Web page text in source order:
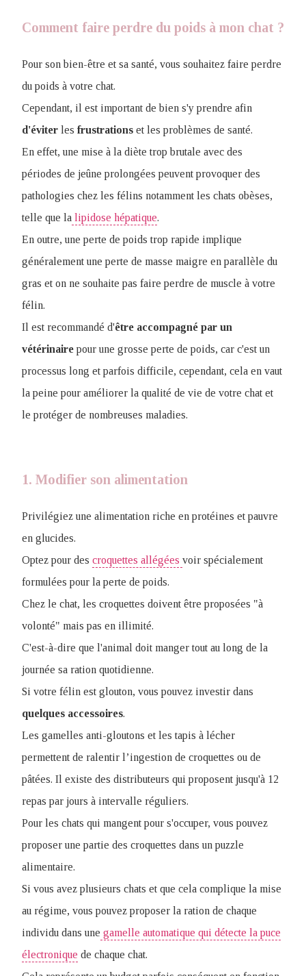
Comment faire perdre du poids à mon chat ?
Pour son bien-être et sa santé, vous souhaitez faire perdre
du poids à votre chat.
Cependant, il est important de bien s'y prendre afin
d'éviter les frustrations et les problèmes de santé.
En effet, une mise à la diète trop brutale avec des
périodes de jeûne prolongées peuvent provoquer des
pathologies chez les félins notamment les chats obèses,
telle que la lipidose hépatique.
En outre, une perte de poids trop rapide implique
généralement une perte de masse maigre en parallèle du
gras et on ne souhaite pas faire perdre de muscle à votre
félin.
Il est recommandé d'être accompagné par un
vétérinaire pour une grosse perte de poids, car c'est un
processus long et parfois difficile, cependant, cela en vaut
la peine pour améliorer la qualité de vie de votre chat et
le protéger de nombreuses maladies.
1. Modifier son alimentation
Privilégiez une alimentation riche en protéines et pauvre
en glucides.
Optez pour des croquettes allégées voir spécialement
formulées pour la perte de poids.
Chez le chat, les croquettes doivent être proposées "à
volonté" mais pas en illimité.
C'est-à-dire que l'animal doit manger tout au long de la
journée sa ration quotidienne.
Si votre félin est glouton, vous pouvez investir dans
quelques accessoires.
Les gamelles anti-gloutons et les tapis à lécher
permettent de ralentir l’ingestion de croquettes ou de
pâtées. Il existe des distributeurs qui proposent jusqu'à 12
repas par jours à intervalle réguliers.
Pour les chats qui mangent pour s'occuper, vous pouvez
proposer une partie des croquettes dans un puzzle
alimentaire.
Si vous avez plusieurs chats et que cela complique la mise
au régime, vous pouvez proposer la ration de chaque
individu dans une gamelle automatique qui détecte la puce
électronique de chaque chat.